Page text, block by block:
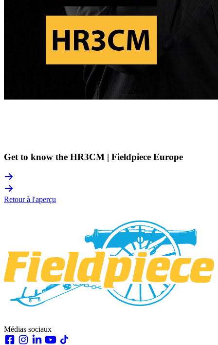
Get to know the HR3CM | Fieldpiece Europe
Retour à l'aperçu
Médias sociaux